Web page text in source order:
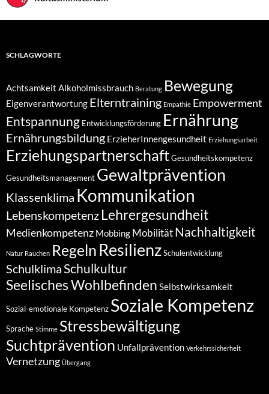
SCHLAGWORTE
Achtsamkeit Alkoholmissbrauch Beratung Bewegung
Eigenverantwortung Elterntraining Empathie Empowerment
Entspannung Entwicklungsförderung Ernährung
Ernährungsbildung ErzieherInnengesundheit Erziehungsarbeit
ErziehungspartnerschaftGesundheitskompetenz
Gesundheitsmanagement Gewaltprävention
Klassenklima Kommunikation
Lebenskompetenz Lehrergesundheit
Medienkompetenz Mobbing MobilitätNachhaltigkeit
Natur Rauchen Regeln ResilienzSchulentwicklung
Schulklima Schulkultur
Seelisches Wohlbefinden Selbstwirksamkeit
Sozial-emotionale Kompetenz Soziale Kompetenz
Sprache Stimme Stressbewältigung
Suchtprävention Unfallprävention Verkehrssicherheit
Vernetzung Übergang